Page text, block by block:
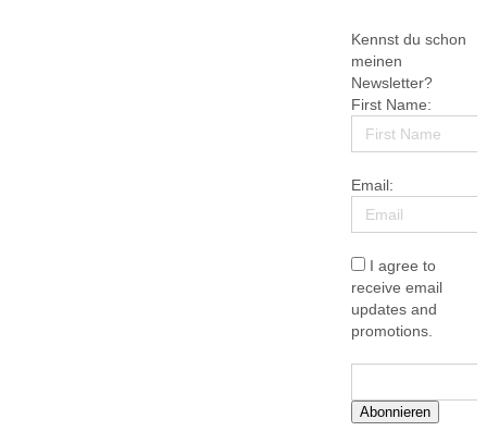
Kennst du schon
meinen
Newsletter?
First Name:
Email:
I agree to
receive email
updates and
promotions.
Abonnieren